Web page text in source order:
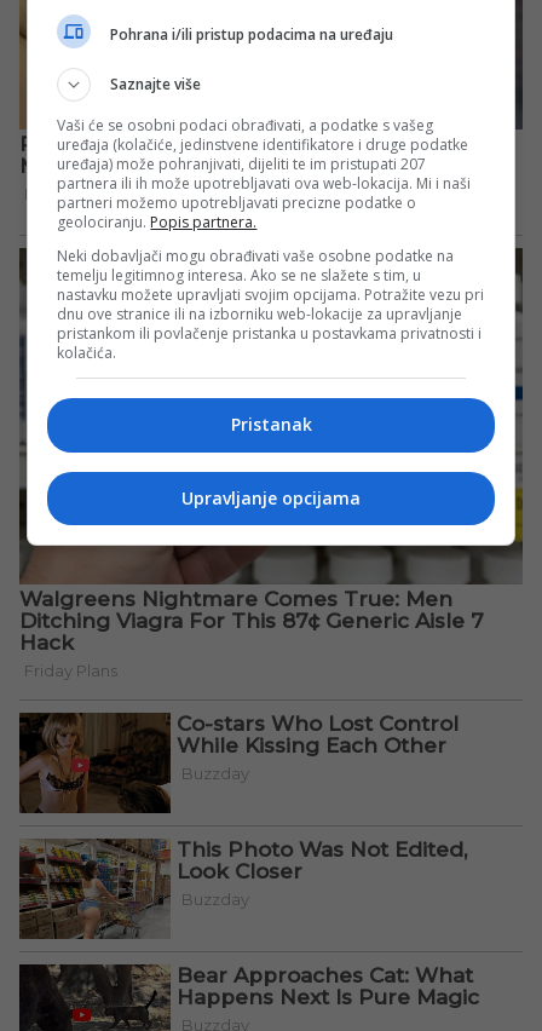
Pohrana i/ili pristup podacima na uređaju
Saznajte više
Vaši će se osobni podaci obrađivati, a podatke s vašeg
uređaja (kolačiće, jedinstvene identifikatore i druge podatke
uređaja) može pohranjivati, dijeliti te im pristupati 207
partnera ili ih može upotrebljavati ova web-lokacija. Mi i naši
partneri možemo upotrebljavati precizne podatke o
geolociranju. Popis partnera.
Neki dobavljači mogu obrađivati vaše osobne podatke na
temelju legitimnog interesa. Ako se ne slažete s tim, u
nastavku možete upravljati svojim opcijama. Potražite vezu pri
dnu ove stranice ili na izborniku web-lokacije za upravljanje
pristankom ili povlačenje pristanka u postavkama privatnosti i
kolačića.
Pristanak
Upravljanje opcijama